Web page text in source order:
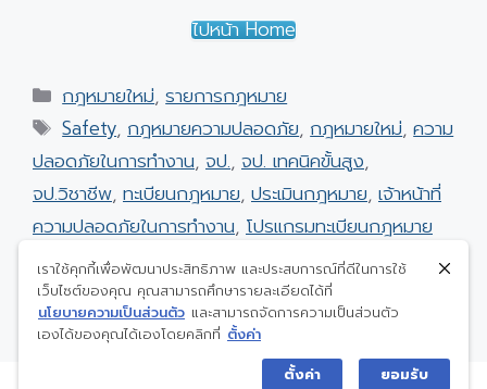
ไปหน้า Home
Categories
กฎหมายใหม่,รายการกฎหมาย
Tags
Safety, กฎหมายความปลอดภัย, กฎหมายใหม่,ความ
ปลอดภัยในการทำงาน, จป., จป. เทคนิคขั้นสูง,
จป.วิชาชีพ, ทะเบียนกฎหมาย, ประเมินกฎหมาย, เจ้าหน้าที่
ความปลอดภัยในการทำงาน, โปรแกรมทะเบียนกฎหมาย
กฎหมายใหม่ มกราคม 2566
ภาชนะรับความดัน กับข้อกฎหมายที่เกี่ยวข้อง
เราใช้คุกกี้เพื่อพัฒนาประสิทธิภาพ และประสบการณ์ที่ดีในการใช้
เว็บไซต์ของคุณ คุณสามารถศึกษารายละเอียดได้ที่
นโยบายความเป็นส่วนตัว และสามารถจัดการความเป็นส่วนตัว
เองได้ของคุณได้เองโดยคลิกที่ ตั้งค่า
ตั้งค่า
ยอมรับ